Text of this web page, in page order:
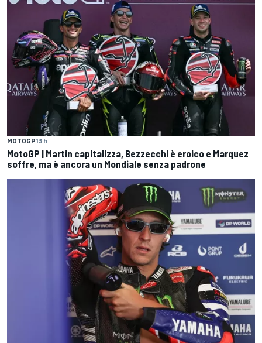
MOTOGP13 h
MotoGP | Martin capitalizza, Bezzecchi è eroico e Marquez
soffre, ma è ancora un Mondiale senza padrone